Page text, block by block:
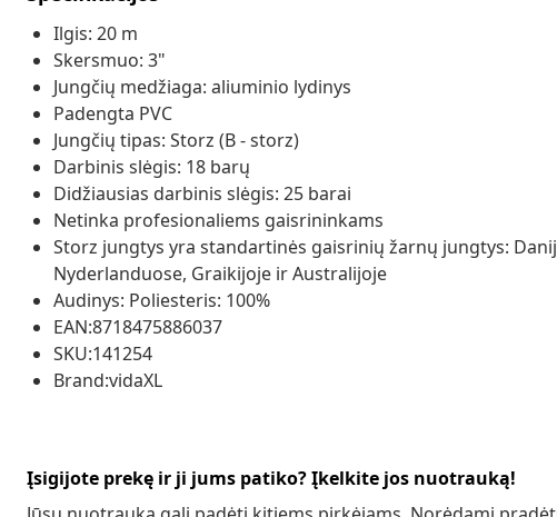
Ilgis: 20 m
Skersmuo: 3"
Jungčių medžiaga: aliuminio lydinys
Padengta PVC
Jungčių tipas: Storz (B - storz)
Darbinis slėgis: 18 barų
Didžiausias darbinis slėgis: 25 barai
Netinka profesionaliems gaisrininkams
Storz jungtys yra standartinės gaisrinių žarnų jungtys:
Nyderlanduose, Graikijoje ir Australijoje
Audinys: Poliesteris: 100%
EAN:8718475886037
SKU:141254
Brand:vidaXL
Įsigijote prekę ir ji jums patiko? Įkelkite jos nuotrauką!